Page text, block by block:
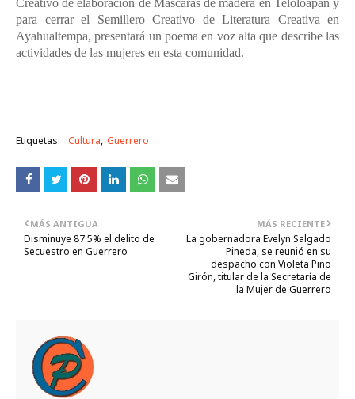
Creativo de elaboración de Máscaras de madera en Teloloapan y
para cerrar el Semillero Creativo de Literatura Creativa en
Ayahualtempa, presentará un poema en voz alta que describe las
actividades de las mujeres en esta comunidad.
Etiquetas: Cultura Guerrero
MÁS RECIENTE
La gobernadora Evelyn Salgado
Pineda, se reunió en su
despacho con Violeta Pino
Girón, titular de la Secretaría de
la Mujer de Guerrero
MÁS ANTIGUA
Disminuye 87.5% el delito de
Secuestro en Guerrero